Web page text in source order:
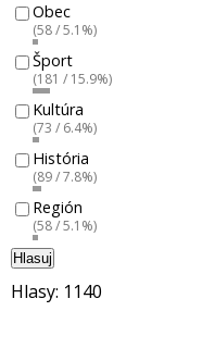
Obec
(58 / 5.1%)
Šport
(181 / 15.9%)
Kultúra
(73 / 6.4%)
História
(89 / 7.8%)
Región
(58 / 5.1%)
Hlasuj
Hlasy: 1140